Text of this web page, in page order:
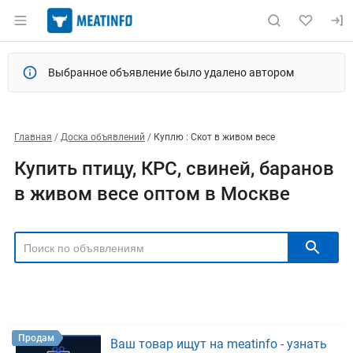
Выбранное объявление было удалено автором
Главная Доска объявлений Куплю : Скот в живом весе
Купить птицу, КРС, свиней, баранов
в живом весе оптом в Москве
ТИП СДЕЛКИ Все
Продам
Ваш товар ищут на meatinfo - узнать